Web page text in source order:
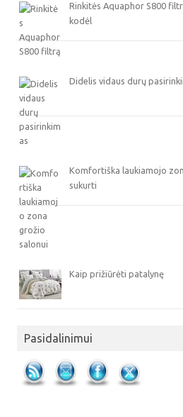
Rinkitės Aquaphor S800
kodėl
Didelis vidaus durų
Komfortiška laukiamojo
sukurti
Kaip prižiūrėti patalynę
Pasidalinimui